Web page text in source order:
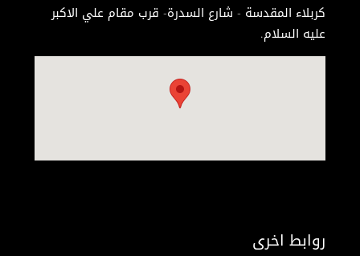
كربلاء المقدسة - شارع السدرة- قرب مقام علي الاكبر
عليه السلام.
روابط اخرى